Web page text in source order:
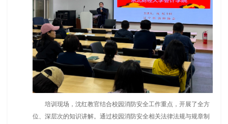
培训现场，沈红教官结合校园消防安全工作重点，开展了全方
位、深层次的知识讲解。通过校园消防安全相关法律法规与规章制